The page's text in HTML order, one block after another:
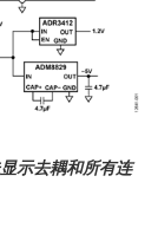
示去耦和所有连